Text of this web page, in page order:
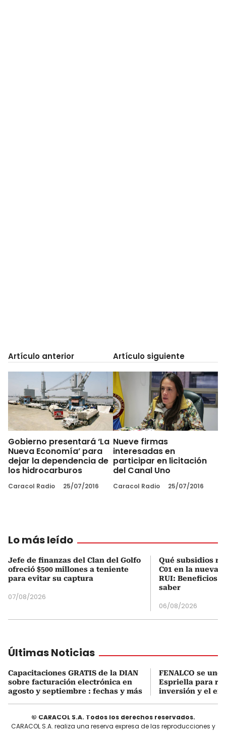
Artículo anterior
Gobierno presentará ‘La
Nueva Economía’ para
dejar la dependencia de
los hidrocarburos
Caracol Radio 25/07/2016
Artículo siguiente
Nueve firmas
interesadas en
participar en licitación
del Canal Uno
Caracol Radio 25/07/2016
Lo más leído
Jefe de finanzas del Clan del Golfo
ofreció $500 millones a teniente
para evitar su captura
07/08/2026
Qué subsidios
C01 en la nueva
RUI: Beneficios
saber
06/08/2026
Últimas Noticias
Capacitaciones GRATIS de la DIAN
sobre facturación electrónica en
agosto y septiembre : fechas y más
FENALCO se une
Espriella para
inversión y el
© CARACOL S.A. Todos los derechos reservados.
CARACOL S.A. realiza una reserva expresa de las reproducciones y